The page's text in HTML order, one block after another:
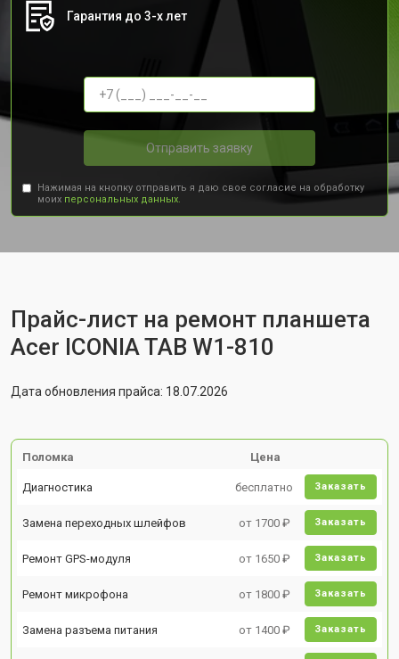
Гарантия до 3-х лет
Отправить заявку
Нажимая на кнопку отправить я даю свое согласие на обработку
моих персональных данных.
Прайс-лист на ремонт планшета
Acer ICONIA TAB W1-810
Дата обновления прайса: 18.07.2026
Поломка Цена
Диагностика бесплатно Заказать
Замена переходных шлейфов от 1700 ₽ Заказать
Ремонт GPS-модуля от 1650 ₽ Заказать
Ремонт микрофона от 1800 ₽ Заказать
Замена разъема питания от 1400 ₽ Заказать